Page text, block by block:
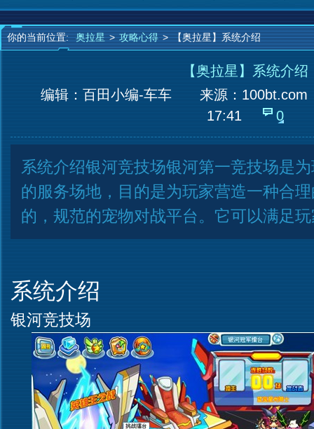
你的当前位置: 奥拉星 > 攻略心得 > 【奥拉星】系统介绍
【奥拉星】系统介绍
编辑：百田小编-车车
来源： 100bt.com
17:41
0
系统介绍银河竞技场银河第一竞技场是
的服务场地，目的是为玩家营造一种合
的，规范的宠物对战平台。它可以满足
系统介绍
银河竞技场